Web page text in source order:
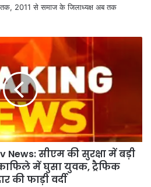
2011 से समाज के जिलाध्यक्ष अब तक
News: सीएम की सुरक्षा में बड़ी
में घुसा युवक, ट्रैफिक
की फाड़ी वर्दी